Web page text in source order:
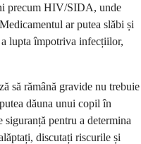
precum HIV/SIDA, unde
ar putea slăbi și
a lupta împotriva infecțiilor,
să rămână gravide nu trebuie
dăuna unui copil în
pentru a determina
discutați riscurile și